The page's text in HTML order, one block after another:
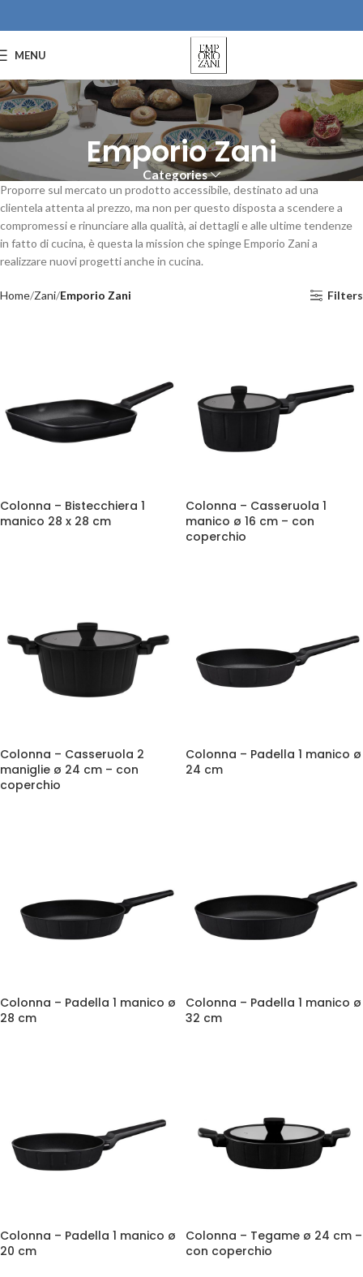
MENU
Emporio Zani
Categories
Proporre sul mercato un prodotto accessibile, destinato ad una
clientela attenta al prezzo, ma non per questo disposta a scendere a
compromessi e rinunciare alla qualità, ai dettagli e alle ultime tendenze
in fatto di cucina, è questa la mission che spinge Emporio Zani a
realizzare nuovi progetti anche in cucina.
Home Zani Emporio Zani Filters
Colonna – Bistecchiera 1
manico 28 x 28 cm
Colonna – Casseruola 1
manico ø 16 cm – con
coperchio
Colonna – Casseruola 2
maniglie ø 24 cm – con
coperchio
Colonna – Padella 1 manico ø
24 cm
Colonna – Padella 1 manico ø
28 cm
Colonna – Padella 1 manico ø
32 cm
Colonna – Padella 1 manico ø
20 cm
Colonna – Tegame ø 24 cm –
con coperchio